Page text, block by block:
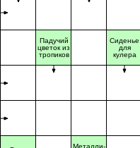
Падучий
цветок из
тропиков
Металли-
Сиденье
для
кулера